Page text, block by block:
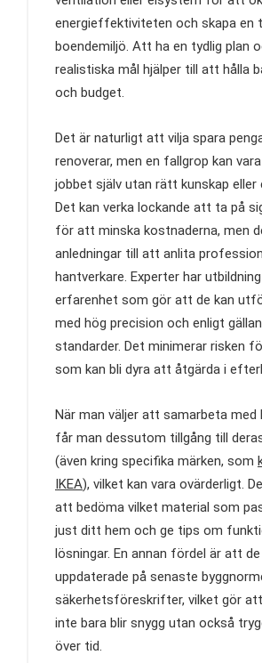
energieffektiviteten och skapa en
boendemiljö. Att ha en tydlig plan
realistiska mål hjälper till att hålla
och budget.
Det är naturligt att vilja spara
renoverar, men en fallgrop kan
jobbet själv utan rätt kunskap eller
Det kan verka lockande att ta på
för att minska kostnaderna, men
anledningar till att anlita
hantverkare. Experter har
erfarenhet som gör att de kan
med hög precision och enligt
standarder. Det minimerar risken
som kan bli dyra att åtgärda i
När man väljer att samarbeta med
får man dessutom tillgång till
(även kring specifika märken, som
IKEA), vilket kan vara ovärderligt.
att bedöma vilket material som
just ditt hem och ge tips om
lösningar. En annan fördel är att
uppdaterade på senaste
säkerhetsföreskrifter, vilket gör
inte bara blir snygg utan också
över tid.